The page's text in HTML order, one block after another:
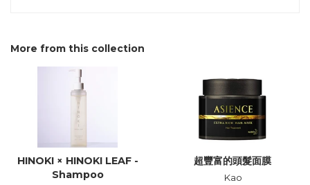
More from this collection
HINOKI × HINOKI LEAF -
Shampoo
超豐富的頭髮面膜
Kao